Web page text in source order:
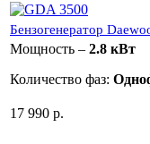
Бензогенератор
Мощность – 2.8 кВт
Количество фаз:
17 990 р.